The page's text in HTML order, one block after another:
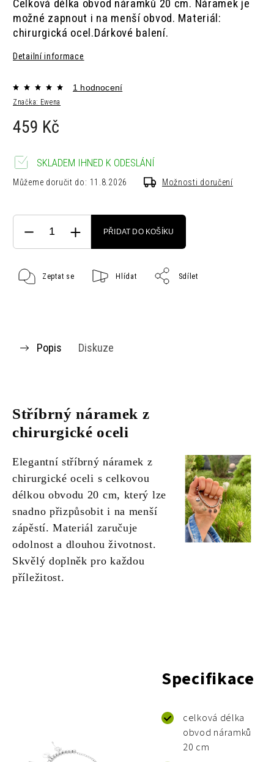
Celková délka obvod náramků 20 cm. Náramek je
možné zapnout i na menší obvod. Materiál:
chirurgická ocel.Dárkové balení.
Detailní informace
Značka: Ewena
1 hodnocení
459 Kč
SKLADEM IHNED K ODESLÁNÍ
Můžeme doručit do: 11.8.2026 Možnosti doručení
PŘIDAT DO KOŠÍKU
Zeptat se Hlídat Sdílet
Popis Diskuze
Stříbrný náramek z
chirurgické oceli
Elegantní stříbrný náramek z
chirurgické oceli s celkovou
délkou obvodu 20 cm, který lze
snadno přizpůsobit i na menší
zápěstí. Materiál zaručuje
odolnost a dlouhou životnost.
Skvělý doplněk pro každou
příležitost.
Specifikace
celková délka
obvod náramků
20 cm